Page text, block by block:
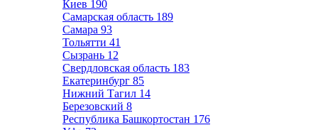
Киев 190
Самарская область 189
Самара 93
Тольятти 41
Сызрань 12
Свердловская область 183
Екатеринбург 85
Нижний Тагил 14
Березовский 8
Республика Башкортостан 176